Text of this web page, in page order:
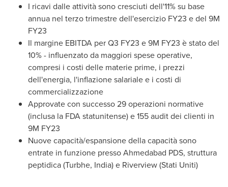
I ricavi dalle attività sono cresciuti dell'11% su base
annua nel terzo trimestre dell'esercizio FY23 e del 9M
FY23
Il margine EBITDA per Q3 FY23 e9M FY23 è stato del
10% - influenzato da maggiori spese operative,
compresi i costi delle materie prime, i prezzi
dell'energia, l'inflazione salariale e i costi di
commercializzazione
Approvate con successo 29 operazioni normative
(inclusa la FDA statunitense) e 155 audit dei clienti in
9M FY23
Nuove capacità/espansione della capacità sono
entrate in funzione presso Ahmedabad PDS, struttura
peptidica (Turbhe, India) e Riverview(Stati Uniti)